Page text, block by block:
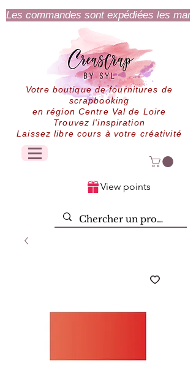
Les commandes sont expédiées les
Votre boutique de fournitures de
scrapbooking
en région Centre Val de Loire
Trouvez l'inspiration
Laissez libre cours à votre créativité
View points